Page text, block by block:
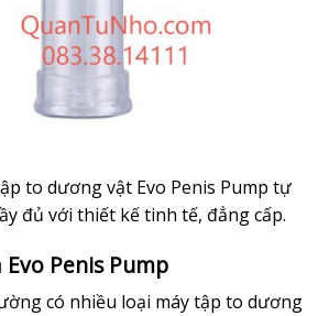
to dương vật Evo Penis Pump tự
đủ với thiết kế tinh tế, đẳng cấp.
Penis Pump
có nhiều loại máy tập to dương